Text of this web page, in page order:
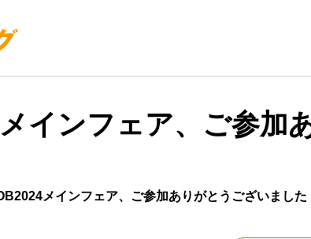
インフェア、ご参加
メインフェア、ご参加ありがとうございました